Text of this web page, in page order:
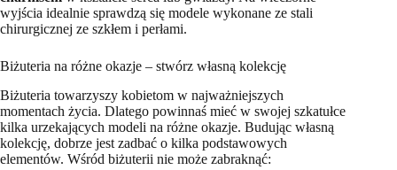
wyjścia idealnie sprawdzą się modele wykonane ze stali
chirurgicznej ze szkłem i perłami.
Biżuteria na różne okazje – stwórz własną kolekcję
Biżuteria towarzyszy kobietom w najważniejszych
momentach życia. Dlatego powinnaś mieć w swojej szkatułce
kilka urzekających modeli na różne okazje. Budując własną
kolekcję, dobrze jest zadbać o kilka podstawowych
elementów. Wśród biżuterii nie może zabraknąć: